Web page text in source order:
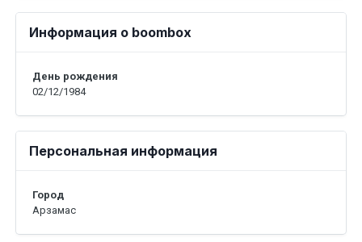
Информация о boombox
День рождения
02/12/1984
Персональная информация
Город
Арзамас